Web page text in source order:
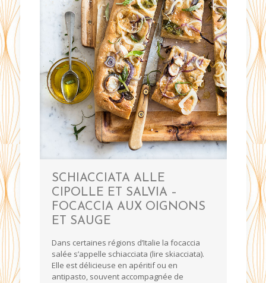
SCHIACCIATA ALLE
CIPOLLE ET SALVIA –
FOCACCIA AUX OIGNONS
ET SAUGE
Dans certaines régions d’Italie la focaccia
salée s’appelle schiacciata (lire skiacciata).
Elle est délicieuse en apéritif ou en
antipasto, souvent accompagnée de